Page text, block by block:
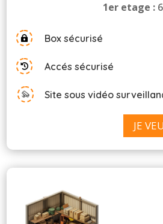
1er etage :
 Box sécurisé
 Accés sécurisé
Site sous vidéo
JE